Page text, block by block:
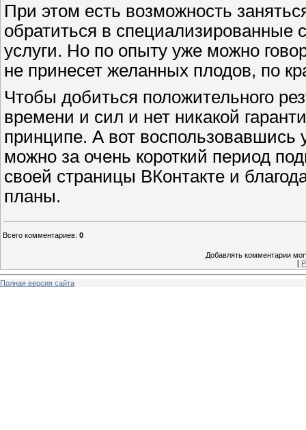
При этом есть возможность
обратиться в
услуги. Но по опыту уже можно
не принесет желанных плодов, по
Чтобы добиться положительного
времени и сил и нет никакой
принципе. А вот воспользовавшись
можно за очень короткий период
своей страницы ВКонтакте и
планы.
Всего комментариев: 0
Добавлять комментарии
[
Полная версия сайта